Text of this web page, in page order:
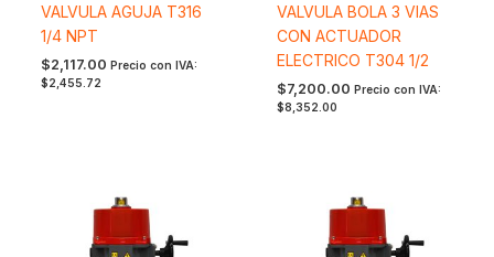
VALVULA AGUJA T316
1/4 NPT
$2,117.00 Precio con IVA:
$2,455.72
VALVULA BOLA 3 VIAS
CON ACTUADOR
ELECTRICO T304 1/2
$7,200.00 Precio con IVA:
$8,352.00